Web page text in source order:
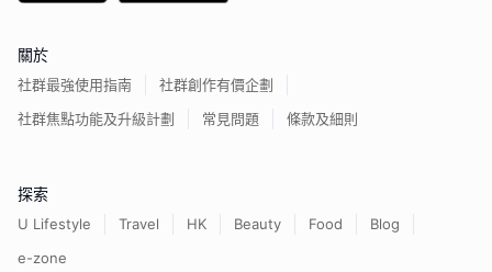
關於
社群最強使用指南
社群創作有價企劃
社群焦點功能及升級計劃
常見問題 條款及細則
探索
U Lifestyle Travel HK Beauty Food
Blog
e-zone